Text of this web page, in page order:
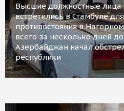
Высшие должностные лица
встретились в Стамбуле
противостояния в
всего за несколько дней
Азербайджан начал
республики